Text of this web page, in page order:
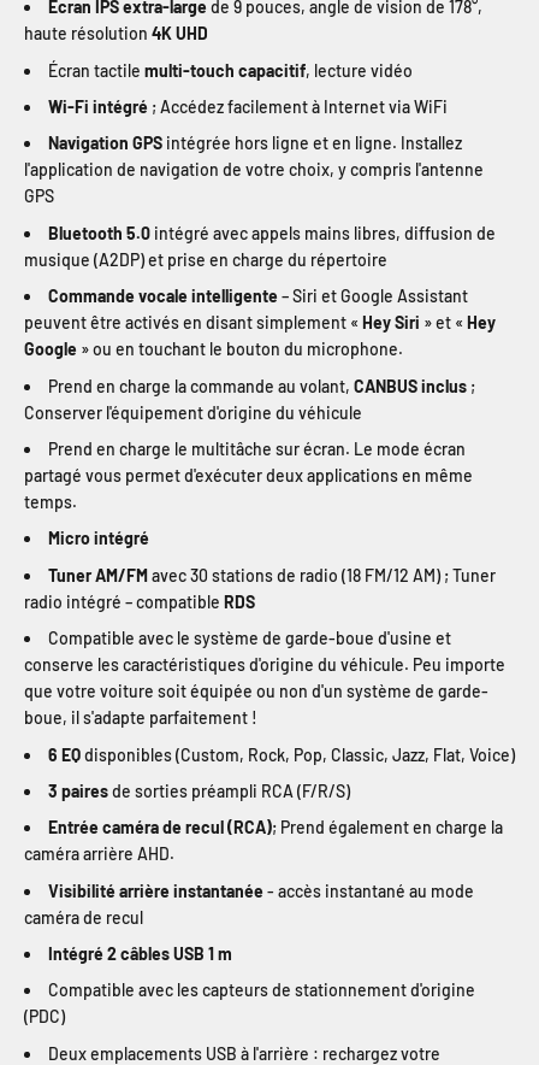
Écran IPS extra-large de 9 pouces, angle de vision de 178°,
haute résolution 4K UHD
Écran tactile multi-touch capacitif, lecture vidéo
Wi-Fi intégré ; Accédez facilement à Internet via WiFi
Navigation GPS intégrée hors ligne et en ligne. Installez
l'application de navigation de votre choix, y compris l'antenne
GPS
Bluetooth 5.0 intégré avec appels mains libres, diffusion de
musique (A2DP) et prise en charge du répertoire
Commande vocale intelligente – Siri et Google Assistant
peuvent être activés en disant simplement « Hey Siri » et « Hey
Google » ou en touchant le bouton du microphone.
Prend en charge la commande au volant, CANBUS inclus ;
Conserver l'équipement d'origine du véhicule
Prend en charge le multitâche sur écran. Le mode écran
partagé vous permet d'exécuter deux applications en même
temps.
Micro intégré
Tuner AM/FMavec 30 stations de radio (18 FM/12 AM) ; Tuner
radio intégré – compatible RDS
Compatible avec le système de garde-boue d'usine et
conserve les caractéristiques d'origine du véhicule. Peu importe
que votre voiture soit équipée ou non d'un système de garde-
boue, il s'adapte parfaitement !
6 EQdisponibles (Custom, Rock, Pop, Classic, Jazz, Flat, Voice)
3 pairesde sorties préampli RCA (F/R/S)
Entrée caméra de recul (RCA); Prend également en charge la
caméra arrière AHD.
Visibilité arrière instantanée - accès instantané au mode
caméra de recul
Intégré 2 câbles USB 1 m
Compatible avec les capteurs de stationnement d'origine
(PDC)
Deux emplacements USB à l'arrière : rechargez votre